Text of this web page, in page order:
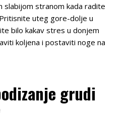
slabijom stranom kada radite
uteg gore-dolje u
bilo kakav stres u donjem
koljena i postaviti noge na
grudi